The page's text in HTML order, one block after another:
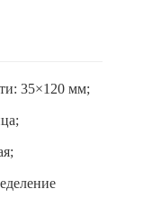
35×120 мм;